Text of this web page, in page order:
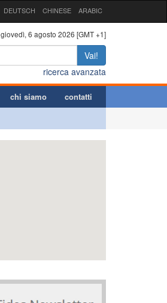
DEUTSCH CHINESE ARABIC
giovedì, 6 agosto 2026 [GMT +1]
Vai!
ricerca avanzata
chi siamo contatti